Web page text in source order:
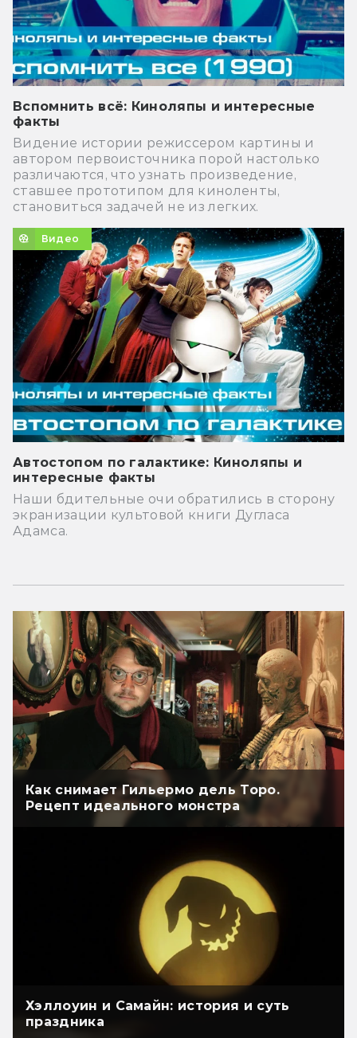
Вспомнить всё: Киноляпы и интересные
факты
Видение истории режиссером картины и
автором первоисточника порой настолько
различаются, что узнать произведение,
ставшее прототипом для киноленты,
становиться задачей не из легких.
Видео
Автостопом по галактике: Киноляпы и
интересные факты
Наши бдительные очи обратились в сторону
экранизации культовой книги Дугласа
Адамса.
Как снимает Гильермо дель Торо.
Рецепт идеального монстра
Хэллоуин и Самайн: история и суть
праздника